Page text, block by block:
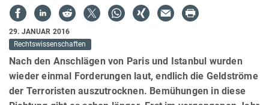
29. JANUAR 2016
Rechtswissenschaften
Nach den Anschlägen von Paris und Istanbul wurden
wieder einmal Forderungen laut, endlich die Geldströme
der Terroristen auszutrocknen. Bemühungen in diese